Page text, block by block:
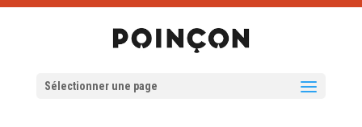
Sélectionner une page